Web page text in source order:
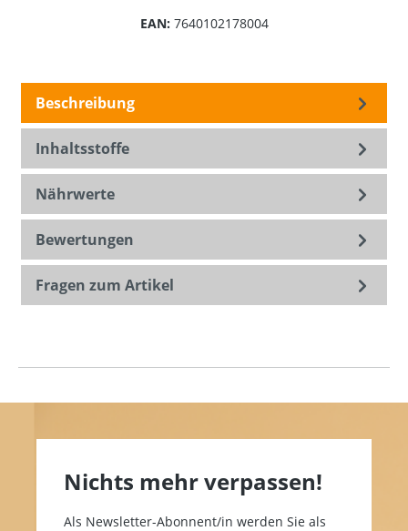
EAN: 7640102178004
Beschreibung
Inhaltsstoffe
Nährwerte
Bewertungen
Fragen zum Artikel
Nichts mehr verpassen!
Als Newsletter-Abonnent/in werden Sie als